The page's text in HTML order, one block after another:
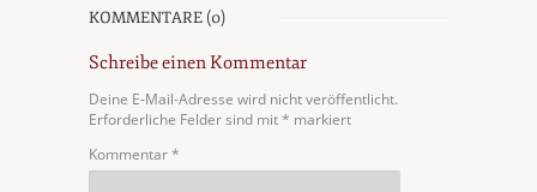
KOMMENTARE (0)
Schreibe einen Kommentar
Deine E-Mail-Adresse wird nicht veröffentlicht.
Erforderliche Felder sind mit* markiert
Kommentar*